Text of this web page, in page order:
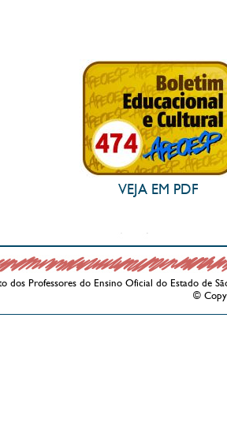
VEJA EM PDF
dos Professores do Ensino Oficial do Estado de
©